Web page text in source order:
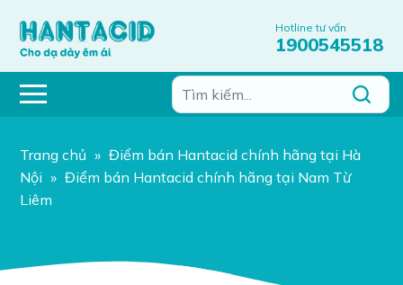
Hotline tư vấn
1900545518
Trang chủ » Điểm bán Hantacid chính hãng tại Hà
Nội » Điểm bán Hantacid chính hãng tại Nam Từ
Liêm